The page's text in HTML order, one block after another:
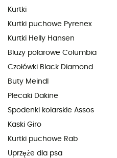
Kurtki
Kurtki puchowe Pyrenex
Kurtki Helly Hansen
Bluzy polarowe Columbia
Czołówki Black Diamond
Buty Meindl
Plecaki Dakine
Spodenki kolarskie Assos
Kaski Giro
Kurtki puchowe Rab
Uprzęże dla psa